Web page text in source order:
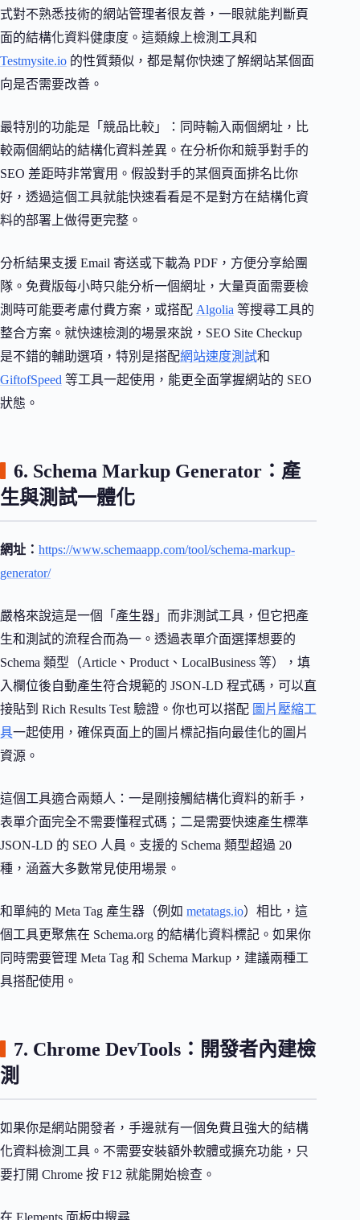
式對不熟悉技術的網站管理者很友善，一眼就能判斷頁
面的結構化資料健康度。這類線上檢測工具和
Testmysite.io 的性質類似，都是幫你快速了解網站某個面
向是否需要改善。
最特別的功能是「競品比較」：同時輸入兩個網址，比
較兩個網站的結構化資料差異。在分析你和競爭對手的
SEO 差距時非常實用。假設對手的某個頁面排名比你
好，透過這個工具就能快速看看是不是對方在結構化資
料的部署上做得更完整。
分析結果支援 Email 寄送或下載為 PDF，方便分享給團
隊。免費版每小時只能分析一個網址，大量頁面需要檢
測時可能要考慮付費方案，或搭配 Algolia 等搜尋工具的
整合方案。就快速檢測的場景來說，SEO Site Checkup
是不錯的輔助選項，特別是搭配網站速度測試和
GiftofSpeed 等工具一起使用，能更全面掌握網站的 SEO
狀態。
6. Schema Markup Generator：產
生與測試一體化
網址： https://www.schemaapp.com/tool/schema-markup-
generator/
嚴格來說這是一個「產生器」而非測試工具，但它把產
生和測試的流程合而為一。透過表單介面選擇想要的
Schema 類型（Article、Product、LocalBusiness 等），填
入欄位後自動產生符合規範的 JSON-LD 程式碼，可以直
接貼到 Rich Results Test 驗證。你也可以搭配 圖片壓縮工
具一起使用，確保頁面上的圖片標記指向最佳化的圖片
資源。
這個工具適合兩類人：一是剛接觸結構化資料的新手，
表單介面完全不需要懂程式碼；二是需要快速產生標準
JSON-LD 的 SEO 人員。支援的 Schema 類型超過 20
種，涵蓋大多數常見使用場景。
和單純的 Meta Tag 產生器（例如 metatags.io）相比，這
個工具更聚焦在 Schema.org 的結構化資料標記。如果你
同時需要管理 Meta Tag 和 Schema Markup，建議兩種工
具搭配使用。
7. Chrome DevTools：開發者內建檢
測
如果你是網站開發者，手邊就有一個免費且強大的結構
化資料檢測工具。不需要安裝額外軟體或擴充功能，只
要打開 Chrome 按 F12 就能開始檢查。